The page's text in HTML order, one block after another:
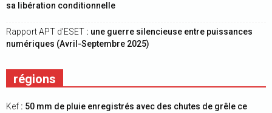
sa libération conditionnelle
Rapport APT d’ESET : une guerre silencieuse entre puissances
numériques (Avril-Septembre 2025)
régions
Kef : 50 mm de pluie enregistrés avec des chutes de grêle ce